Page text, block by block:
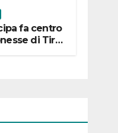
fa centro
di Tiro